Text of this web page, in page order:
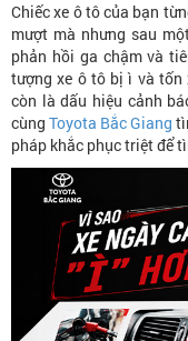
Chiếc xe ô tô của bạn
mượt mà nhưng sau
phản hồi ga chậm và
tượng xe ô tô bị ì và tốn
còn là dấu hiệu cảnh
cùng Toyota Bắc Giang
pháp khắc phục triệt để